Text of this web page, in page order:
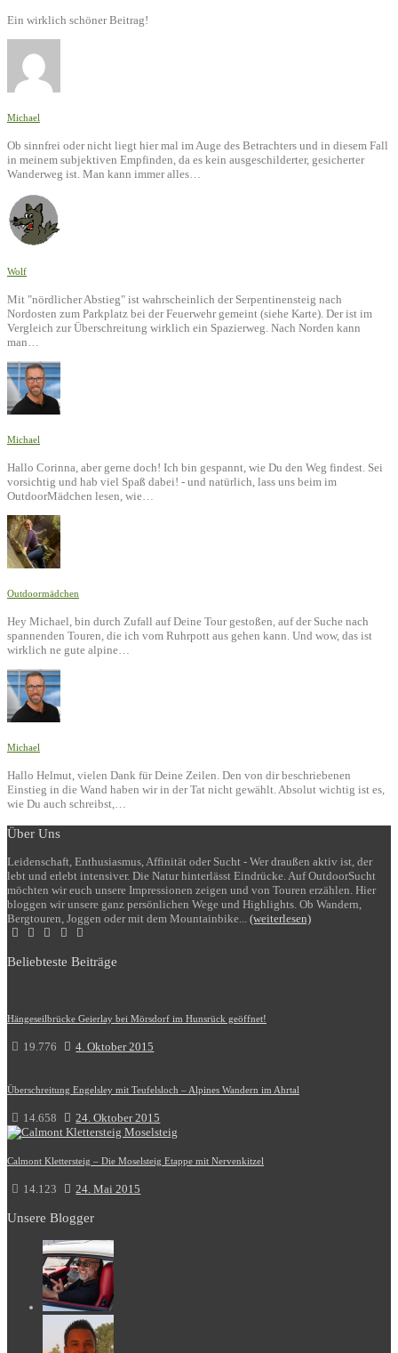
Ein wirklich schöner Beitrag!
Michael
Ob sinnfrei oder nicht liegt hier mal im Auge des Betrachters und in diesem Fall
in meinem subjektiven Empfinden, da es kein ausgeschilderter, gesicherter
Wanderweg ist. Man kann immer alles…
Wolf
Mit "nördlicher Abstieg" ist wahrscheinlich der Serpentinensteig nach
Nordosten zum Parkplatz bei der Feuerwehr gemeint (siehe Karte). Der ist im
Vergleich zur Überschreitung wirklich ein Spazierweg. Nach Norden kann
man…
Michael
Hallo Corinna, aber gerne doch! Ich bin gespannt, wie Du den Weg findest. Sei
vorsichtig und hab viel Spaß dabei! - und natürlich, lass uns beim im
OutdoorMädchen lesen, wie…
Outdoormädchen
Hey Michael, bin durch Zufall auf Deine Tour gestoßen, auf der Suche nach
spannenden Touren, die ich vom Ruhrpott aus gehen kann. Und wow, das ist
wirklich ne gute alpine…
Michael
Hallo Helmut, vielen Dank für Deine Zeilen. Den von dir beschriebenen
Einstieg in die Wand haben wir in der Tat nicht gewählt. Absolut wichtig ist es,
wie Du auch schreibst,…
Über Uns
Leidenschaft, Enthusiasmus, Affinität oder Sucht - Wer draußen aktiv ist, der
lebt und erlebt intensiver. Die Natur hinterlässt Eindrücke. Auf OutdoorSucht
möchten wir euch unsere Impressionen zeigen und von Touren erzählen. Hier
bloggen wir unsere ganz persönlichen Wege und Highlights. Ob Wandern,
Bergtouren, Joggen oder mit dem Mountainbike... (weiterlesen)
Beliebteste Beiträge
Hängeseilbrücke Geierlay bei Mörsdorf im Hunsrück geöffnet!
19.776 4. Oktober 2015
Überschreitung Engelsley mit Teufelsloch – Alpines Wandern im Ahrtal
14.658 24. Oktober 2015
Calmont Klettersteig – Die Moselsteig Etappe mit Nervenkitzel
14.123 24. Mai 2015
Unsere Blogger